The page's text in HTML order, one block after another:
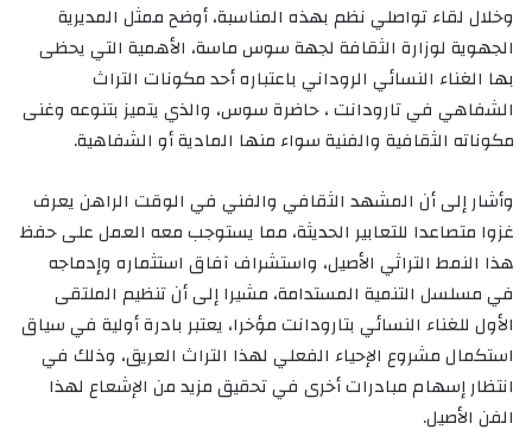
وخلال لقاء تواصلي نظم بهذه المناسبة، أوضح ممثل المديرية
الجهوية لوزارة الثقافة لجهة سوس ماسة، الأهمية التي يحظى
بها الغناء النسائي الروداني باعتباره أحد مكونات التراث
الشفاهي في تارودانت ، حاضرة سوس، والذي يتميز بتنوعه وغنى
مكوناته الثقافية والفنية سواء منها المادية أو الشفاهية.
وأشار إلى أن المشهد الثقافي والفني في الوقت الراهن يعرف
غزوا متصاعدا للتعابير الحديثة، مما يستوجب معه العمل على حفظ
هذا النمط التراثي الأصيل، واستشراف آفاق استثماره وإدماجه
في مسلسل التنمية المستدامة، مشيرا إلى أن تنظيم الملتقى
الأول للغناء النسائي بتارودانت مؤخرا، يعتبر بادرة أولية في سياق
استكمال مشروع الإحياء الفعلي لهذا التراث العريق، وذلك في
انتظار إسهام مبادرات أخرى في تحقيق مزيد من الإشعاع لهذا
الفن الأصيل.